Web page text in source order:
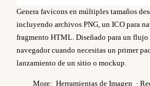
Genera favicons en múltiples tamaños
incluyendo archivos PNG, un ICO para
fragmento HTML. Diseñado para un
navegador cuando necesitas un primer
lanzamiento de un sitio o mockup.
More: Herramientas de Imagen ·